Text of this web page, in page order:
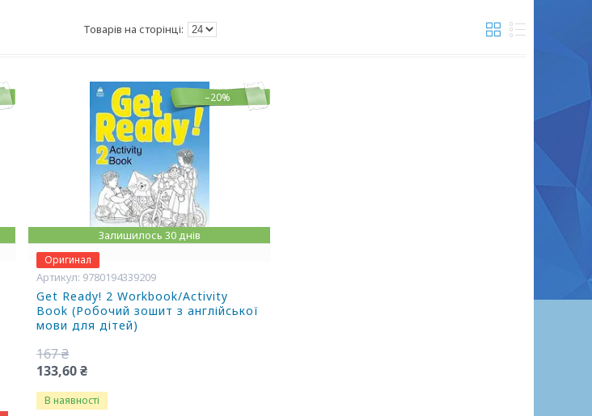
–20%
Залишилось 30 днів
Оригинал
9780194339209
Get Ready! 2 Workbook/Activity
Book (Робочий зошит з англійської
мови для дітей)
167 ₴
133,60 ₴
В наявності